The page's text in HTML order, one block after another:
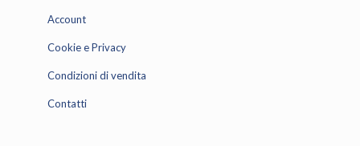
Account
Cookie e Privacy
Condizioni di vendita
Contatti